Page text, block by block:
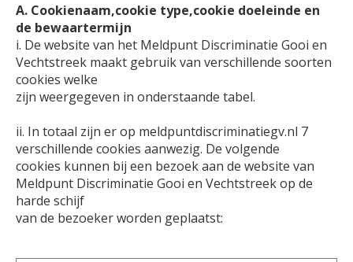
A. Cookienaam,cookie type,cookie doeleinde en
de bewaartermijn
i. De website van het Meldpunt Discriminatie Gooi en
Vechtstreek maakt gebruik van verschillende soorten
cookies welke
zijn weergegeven in onderstaande tabel.
ii. In totaal zijn er op meldpuntdiscriminatiegv.nl 7
verschillende cookies aanwezig. De volgende
cookies kunnen bij een bezoek aan de website van
Meldpunt Discriminatie Gooi en Vechtstreek op de
harde schijf
van de bezoeker worden geplaatst: